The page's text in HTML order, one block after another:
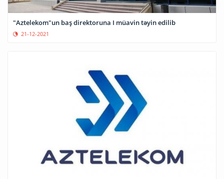
"Aztelekom"un baş direktoruna I müavin təyin edilib
21-12-2021